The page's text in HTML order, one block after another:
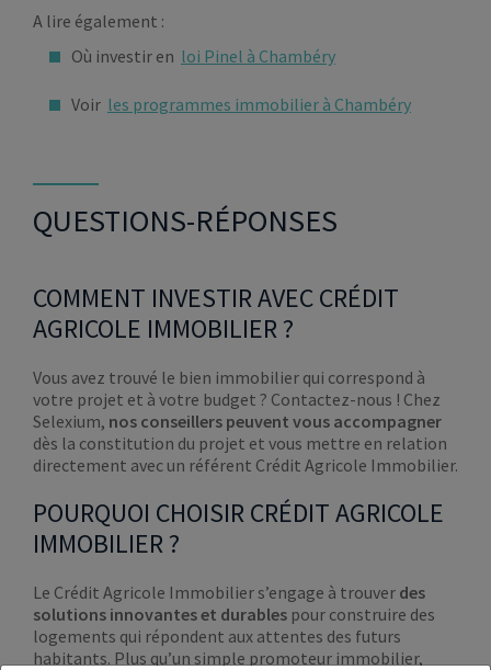
A lire également :
Où investir en loi Pinel à Chambéry
Voir les programmes immobilier à Chambéry
QUESTIONS-RÉPONSES
COMMENT INVESTIR AVEC CRÉDIT
AGRICOLE IMMOBILIER ?
Vous avez trouvé le bien immobilier qui correspond à
votre projet et à votre budget ? Contactez-nous ! Chez
Selexium, nos conseillers peuvent vous accompagner
dès la constitution du projet et vous mettre en relation
directement avec un référent Crédit Agricole Immobilier.
POURQUOI CHOISIR CRÉDIT AGRICOLE
IMMOBILIER ?
Le Crédit Agricole Immobilier s’engage à trouver des
solutions innovantes et durables pour construire des
logements qui répondent aux attentes des futurs
habitants. Plus qu’un simple promoteur immobilier,